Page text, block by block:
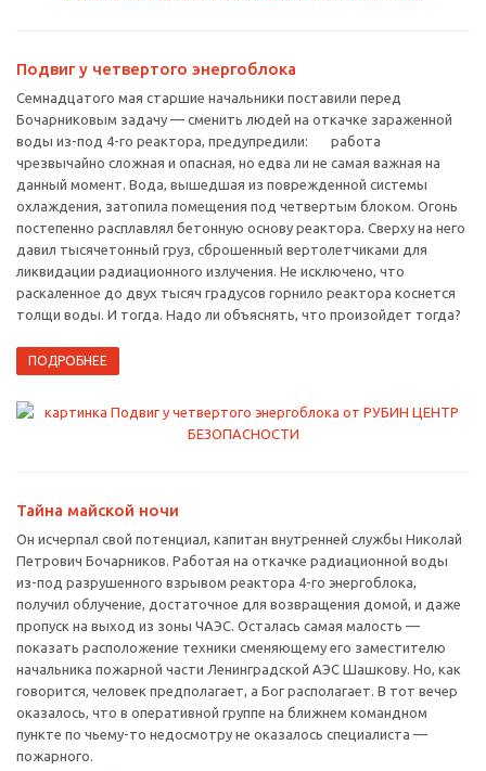
Подвиг у четвертого энергоблока
Семнадцатого мая старшие начальники поставили перед
Бочарниковым задачу — сменить людей на откачке зараженной
воды из-под 4-го реактора, предупредили: работа
чрезвычайно сложная и опасная, но едва ли не самая важная на
данный момент. Вода, вышедшая из поврежденной системы
охлаждения, затопила помещения под четвертым блоком. Огонь
постепенно расплавлял бетонную основу реактора. Сверху на него
давил тысячетонный груз, сброшенный вертолетчиками для
ликвидации радиационного излучения. Не исключено, что
раскаленное до двух тысяч градусов горнило реактора коснется
толщи воды. И тогда. Надо ли объяснять, что произойдет тогда?
ПОДРОБНЕЕ
Тайна майской ночи
Он исчерпал свой потенциал, капитан внутренней службы Николай
Петрович Бочарников. Работая на откачке радиационной воды
из-под разрушенного взрывом реактора 4-го энергоблока,
получил облучение, достаточное для возвращения домой, и даже
пропуск на выход из зоны ЧАЭС. Осталась самая малость —
показать расположение техники сменяющему его заместителю
начальника пожарной части Ленинградской АЭС Шашкову. Но, как
говорится, человек предполагает, а Бог располагает. В тот вечер
оказалось, что в оперативной группе на ближнем командном
пункте по чьему-то недосмотру не оказалось специалиста —
пожарного.